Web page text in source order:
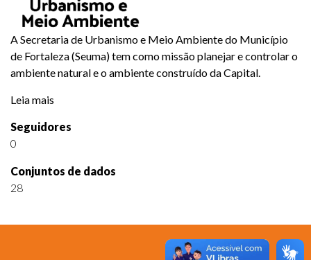
A Secretaria de Urbanismo e Meio Ambiente do Município
de Fortaleza (Seuma) tem como missão planejar e controlar o
ambiente natural e o ambiente construído da Capital.
Leia mais
Seguidores
0
Conjuntos de dados
28